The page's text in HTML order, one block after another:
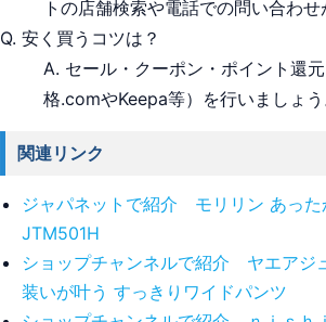
トの店舗検索や電話での問い合わせ
Q. 安く買うコツは？
A. セール・クーポン・ポイント還
格.comやKeepa等）を行いましょう
関連リンク
ジャパネットで紹介 モリリン あっ
JTM501H
ショップチャンネルで紹介 ヤエアジ
装いが叶う すっきりワイドパンツ